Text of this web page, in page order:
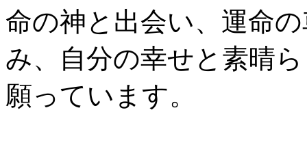
命の神と出会い、運命
み、自分の幸せと素晴
願っています。